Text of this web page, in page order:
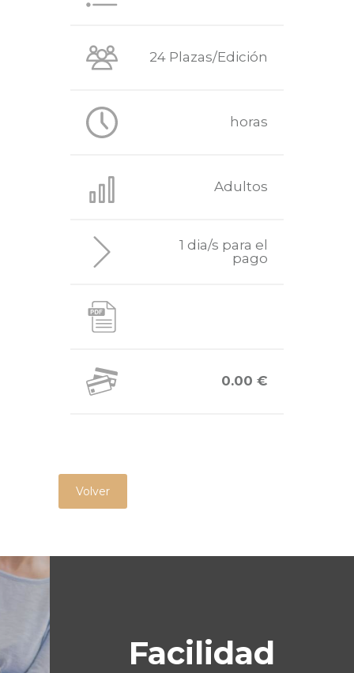
24 Plazas/Edición
horas
Adultos
1 dia/s para el
pago
0.00 €
Volver
Facilidad